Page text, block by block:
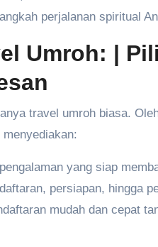
perjalanan spiritual
Umroh: |
travel umroh biasa.
yang siap
persiapan, hingga
mudah dan cepat